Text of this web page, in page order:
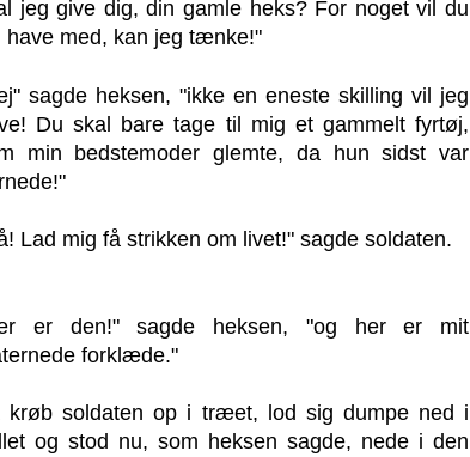
jeg give dig, din gamle heks? For noget vil du
have med, kan jeg tænke!"
sagde heksen, "ikke en eneste skilling vil jeg
Du skal bare tage til mig et gammelt fyrtøj,
min bedstemoder glemte, da hun sidst var
Lad mig få strikken om livet!" sagde soldaten.
er den!" sagde heksen, "og her er mit
forklæde."
krøb soldaten op i træet, lod sig dumpe ned i
og stod nu, som heksen sagde, nede i den